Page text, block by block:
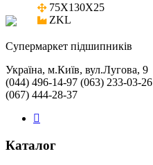
75X130X25
ZKL
Cупермаркет підшипників
Україна, м.Київ, вул.Лугова, 9
(044) 496-14-97 (063) 233-03-26
(067) 444-28-37
Каталог